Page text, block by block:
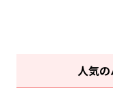
人気